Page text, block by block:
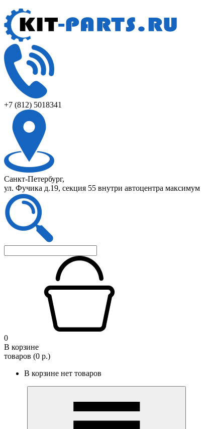
+7 (812) 5018341
Санкт-Петербург,
ул. Фучика д.19, секция 55 внутри автоцентра максимум
0
В корзине
товаров (0 р.)
В корзине нет товаров